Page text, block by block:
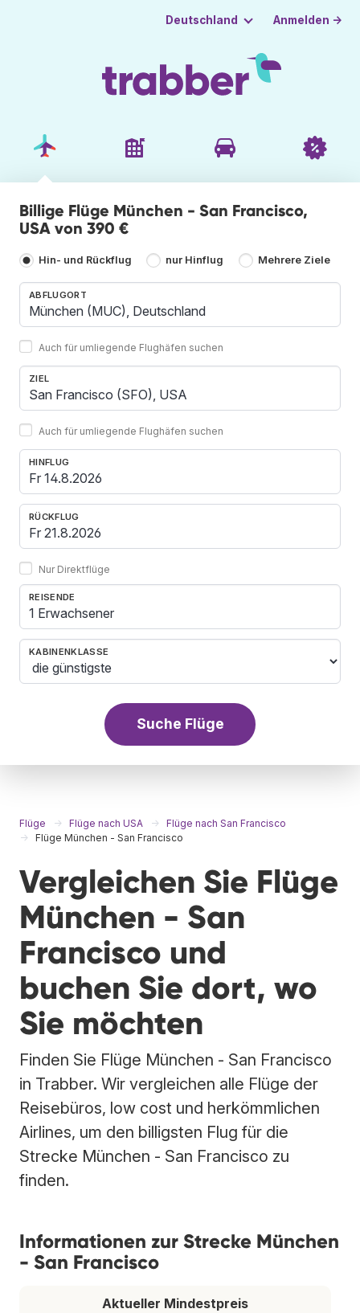
Deutschland Anmelden →
Billige Flüge München - San Francisco,
USA von 390 €
Hin- und Rückflug nur Hinflug Mehrere Ziele
ABFLUGORT
Auch für umliegende Flughäfen suchen
ZIEL
Auch für umliegende Flughäfen suchen
HINFLUG
RÜCKFLUG
Nur Direktflüge
REISENDE
1 Erwachsener
KABINENKLASSE
Suche Flüge
Flüge Flüge nach USA
Flüge nach San Francisco
Flüge München - San Francisco
Vergleichen Sie Flüge
München - San
Francisco und
buchen Sie dort, wo
Sie möchten
Finden Sie Flüge München - San Francisco
in Trabber. Wir vergleichen alle Flüge der
Reisebüros, low cost und herkömmlichen
Airlines, um den billigsten Flug für die
Strecke München - San Francisco zu
finden.
Informationen zur Strecke München
- San Francisco
Aktueller Mindestpreis